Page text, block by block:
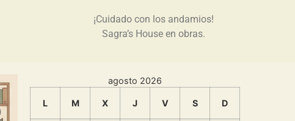
¡Cuidado con los andamios!
Sagra’s House en obras.
agosto 2026
L M X J V S D